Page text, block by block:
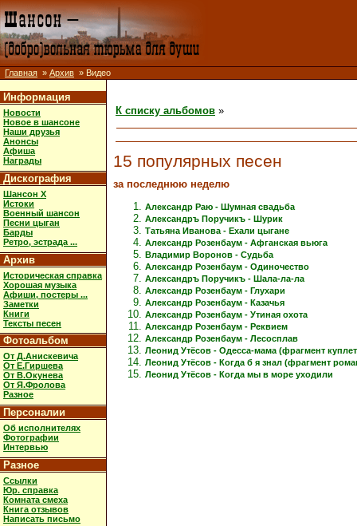
Главная » Архив » Видео
Информация
Новости
Новое в шансоне
Наши друзья
Анонсы
Афиша
Награды
Дискография
Шансон X
Истоки
Военный шансон
Песни цыган
Барды
Ретро, эстрада ...
Архив
Историческая справка
Хорошая музыка
Афиши, постеры ...
Заметки
Книги
Тексты песен
Фотоальбом
От Д.Анискевича
От Е.Гиршева
От В.Окунева
От Я.Фролова
Разное
Персоналии
Об исполнителях
Фотографии
Интервью
Разное
Ссылки
Юр. справка
Комната смеха
Книга отзывов
Написать письмо
К списку альбомов »
15 популярных песен
за последнюю неделю
Александр Раю - Шумная свадьба
Александръ Поручикъ - Шурик
Татьяна Иванова - Ехали цыгане
Александр Розенбаум - Афганская вьюга
Владимир Воронов - Судьба
Александр Розенбаум - Одиночество
Александръ Поручикъ - Шала-ла-ла
Александр Розенбаум - Глухари
Александр Розенбаум - Казачья
Александр Розенбаум - Утиная охота
Александр Розенбаум - Реквием
Александр Розенбаум - Лесосплав
Леонид Утёсов - Одесса-мама (фрагмент
Леонид Утёсов - Когда б я знал (фрагмент
Леонид Утёсов - Когда мы в море уходили